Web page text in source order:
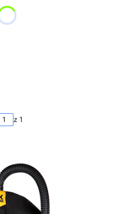
z 1